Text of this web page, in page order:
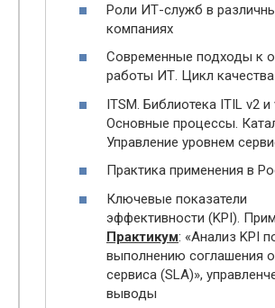
Роли ИТ-служб в
компаниях
Современные подходы к
работы ИТ. Цикл
ITSM. Библиотека ITIL v2 и
Основные процессы.
Управление уровнем
Практика применения в
Ключевые показатели
эффективности (KPI).
Практикум: «Анализ KPI
выполнению соглашения
сервиса (SLA)»,
выводы